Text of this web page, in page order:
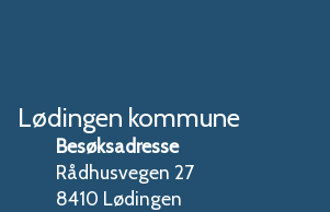
Lødingen kommune
Besøksadresse
Rådhusvegen 27
8410 Lødingen